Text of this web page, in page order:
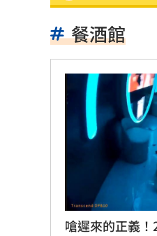
深藍區掃街
漢光42／
3歲就認愛
國小校園2
田路路生活
餐酒館
嗆遲來的正義